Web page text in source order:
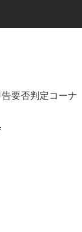
要否判定コーナ